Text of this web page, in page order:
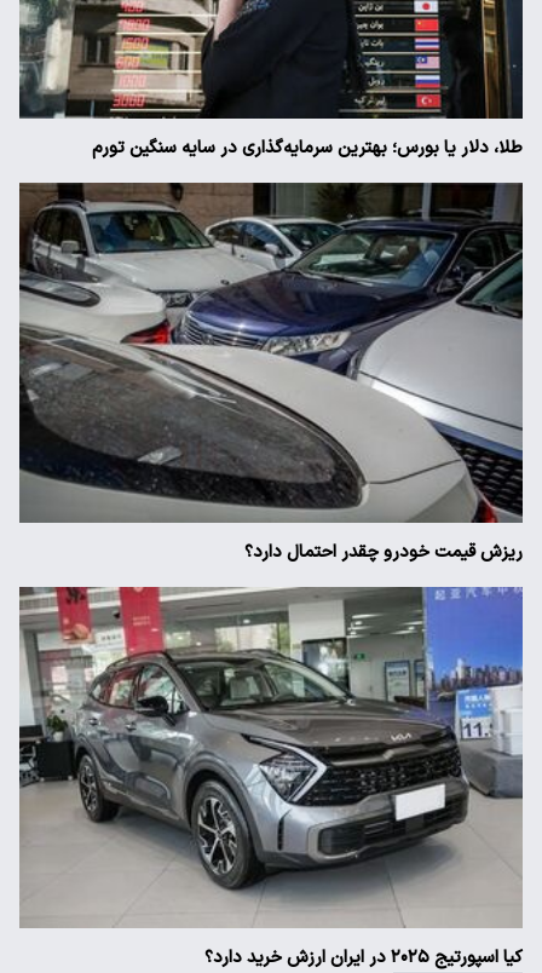
طلا، دلار یا بورس؛ بهترین سرمایه‌گذاری در سایه سنگین تورم
ریزش قیمت خودرو چقدر احتمال دارد؟
کیا اسپورتیج ۲۰۲۵ در ایران ارزش خرید دارد؟